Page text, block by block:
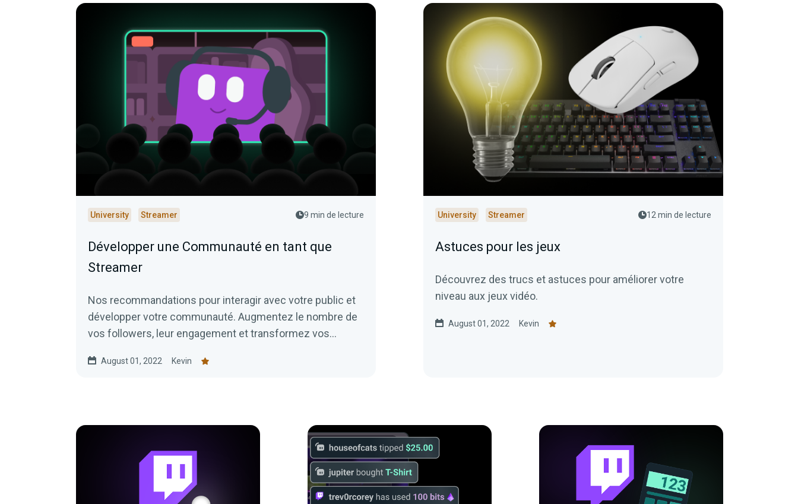
University Streamer 9 min de lecture
Développer une Communauté en tant que
Streamer
Nos recommandations pour interagir avec votre public et
développer votre communauté. Augmentez le nombre de
vos followers, leur engagement et transformez vos
August 01, 2022 Kevin
University Streamer 12 min de lecture
Astuces pour les jeux
Découvrez des trucs et astuces pour améliorer votre
niveau aux jeux vidéo.
August 01, 2022 Kevin